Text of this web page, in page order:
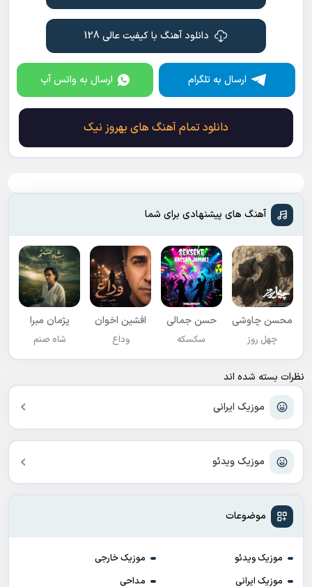
موزیک ایرانی
موزیک ویدئو
موضوعات
موزیک ویدئو
موزیک خارجی
موزیک ایرانی
مداحی
دانلود آهنگ با کیفیت عالی 128
ارسال به تلگرام ارسال به واتس آپ
دانلود تمام آهنگ های بهروز نیک
آهنگ های پیشنهادی برای شما
محسن چاوشی
چهل روز
حسن جمالی
سکسکه
افشين اخوان
وداع
پژمان مبرا
شاه صنم
نظرات بسته شده اند